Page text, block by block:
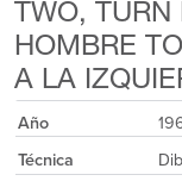
TWO, TURN
HOMBRE
A LA
Año
Técnica